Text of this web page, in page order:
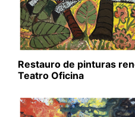
Restauro de pinturas
Teatro Oficina